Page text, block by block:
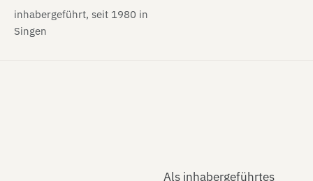
inhabergeführt, seit 1980 in
Singen
Als inhabergeführtes